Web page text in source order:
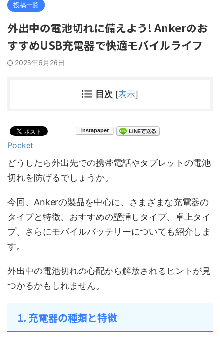
投稿一覧
外出中の電池切れに備えよう! Ankerのお
すすめUSB充電器で快適モバイルライフ
2026年6月26日
目次 [表示]
Pocket
どうしたら外出先での携帯電話やタブレットの電池
切れを防げるでしょうか。
今回、Ankerの製品を中心に、さまざまな充電器の
タイプと特徴、おすすめの壁挿しタイプ、卓上タイ
プ、さらにモバイルバッテリーについても紹介しま
す。
外出中の電池切れの心配から解放されるヒントが見
つかるかもしれません。
1. 充電器の種類と特徴